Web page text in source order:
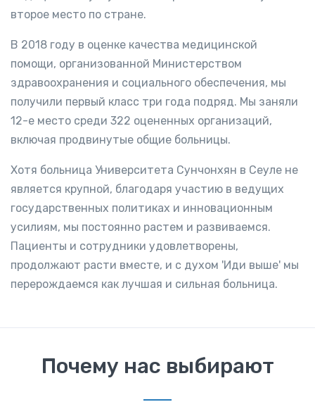
второе место по стране.
В 2018 году в оценке качества медицинской
помощи, организованной Министерством
здравоохранения и социального обеспечения, мы
получили первый класс три года подряд. Мы заняли
12-е место среди 322 оцененных организаций,
включая продвинутые общие больницы.
Хотя больница Университета Сунчонхян в Сеуле не
является крупной, благодаря участию в ведущих
государственных политиках и инновационным
усилиям, мы постоянно растем и развиваемся.
Пациенты и сотрудники удовлетворены,
продолжают расти вместе, и с духом 'Иди выше' мы
перерождаемся как лучшая и сильная больница.
Почему нас выбирают